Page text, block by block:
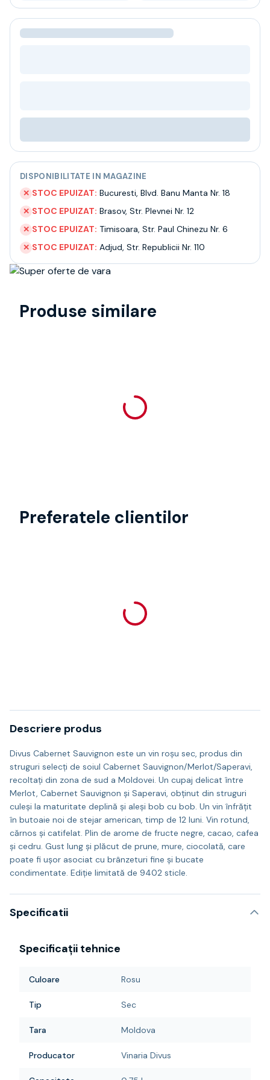
Ceai
Bacanie
Despre noi
Livrare
Termeni si conditii
Politica de confidentialitate
Intrebari frecvente
DISPONIBILITATE IN MAGAZINE
✕ STOC EPUIZAT: Bucuresti, Blvd. Banu Manta Nr. 18
✕ STOC EPUIZAT: Brasov, Str. Plevnei Nr. 12
✕ STOC EPUIZAT: Timisoara, Str. Paul Chinezu Nr. 6
✕ STOC EPUIZAT: Adjud, Str. Republicii Nr. 110
Produse similare
Preferatele clientilor
Descriere produs
Divus Cabernet Sauvignon este un vin roșu sec, produs din
struguri selecți de soiul Cabernet Sauvignon/Merlot/Saperavi,
recoltaţi din zona de sud a Moldovei. Un cupaj delicat între
Merlot, Cabernet Sauvignon și Saperavi, obținut din struguri
culeși la maturitate deplină și aleși bob cu bob. Un vin înfrățit
în butoaie noi de stejar american, timp de 12 luni. Vin rotund,
cărnos și catifelat. Plin de arome de fructe negre, cacao, cafea
și cedru. Gust lung și plăcut de prune, mure, ciocolată, care
poate fi ușor asociat cu brânzeturi fine și bucate
condimentate. Ediție limitată de 9402 sticle.
Specificatii
Specificații tehnice
Culoare Rosu
Tip Sec
Tara Moldova
Producator Vinaria Divus